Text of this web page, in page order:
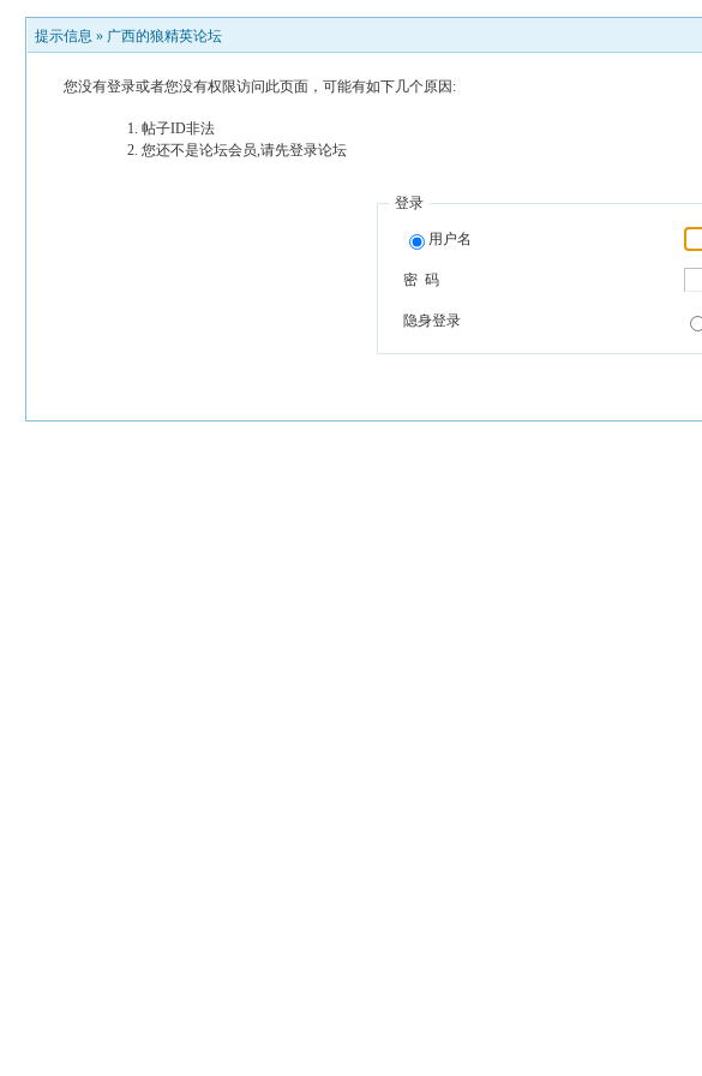
提示信息 » 广西的狼精英论坛
您没有登录或者您没有权限访问此页面，可能有如下几个原因:
帖子ID非法
您还不是论坛会员,请先登录论坛
登录
用户名
密 码
隐身登录